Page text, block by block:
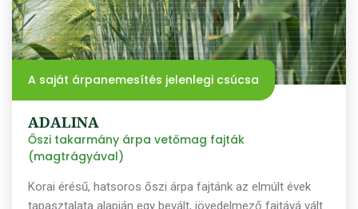
A saját árpanemesítés jelenlegi csúcsa
ADALINA
Őszi takarmány árpa vetőmag fajták
(magtrágyával)
Korai érésű, hatsoros őszi árpa fajtánk az elmúlt évek
tapasztalata alapján egy bevált, jövedelmező fajtává vált